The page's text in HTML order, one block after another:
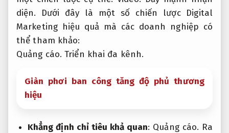
diện. Dưới đây là một số chiến lược Digital
Marketing hiệu quả mà các doanh nghiệp có
thể tham khảo:
Quảng cáo. Triển khai đa kênh.
Giàn phơi ban công tăng độ phủ thương
hiệu
Khẳng định chỉ tiêu khả quan: Quảng cáo. Ra